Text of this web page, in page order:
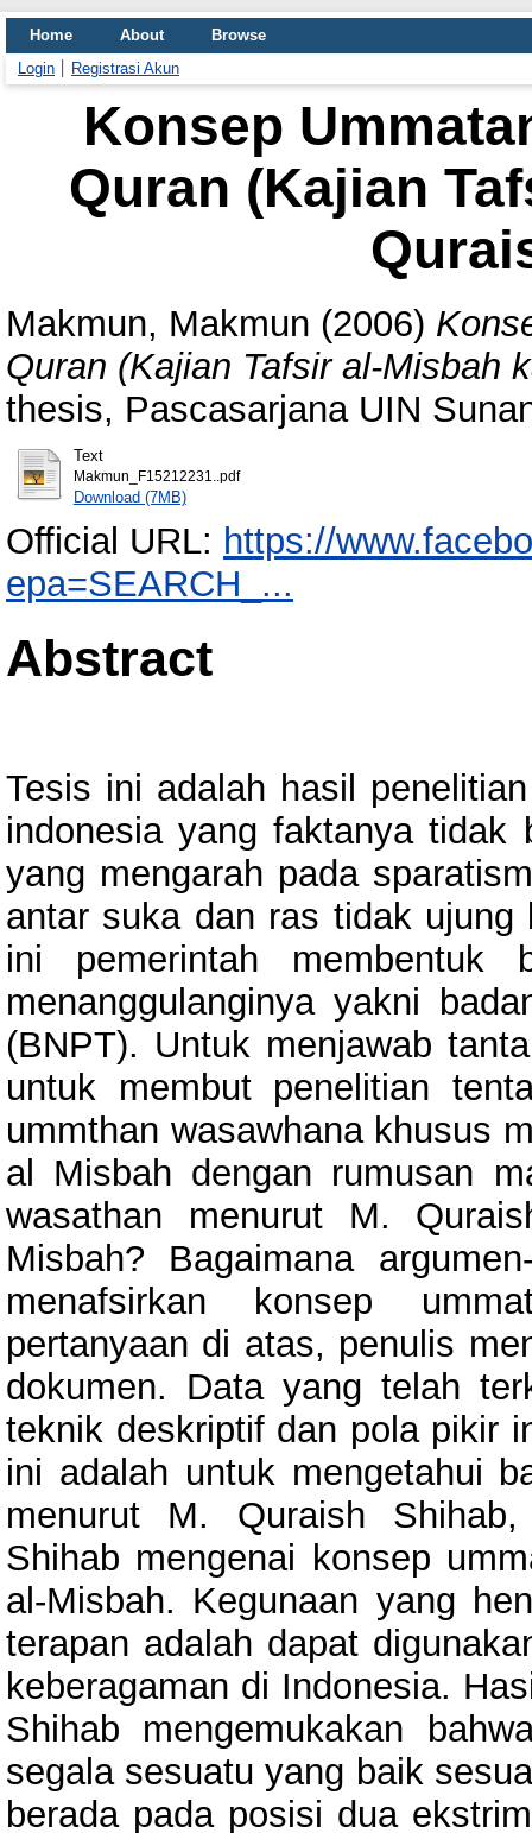
Home About
Browse
Login
Registrasi Akun
Konsep
Quran (Kajian
Makmun, Makmun (2006)
Quran (Kajian Tafsir al-Misbah
thesis, Pascasarjana UIN
Text
Makmun_F15212231..pdf
Download (7MB)
Official URL: https://
epa=SEARCH_...
Abstract
Tesis ini adalah hasil
indonesia yang faktanya tidak
yang mengarah pada
antar suka dan ras tidak
ini pemerintah membentuk
menanggulanginya yakni
(BNPT). Untuk menjawab
untuk membut penelitian
ummthan wasawhana khusus
al Misbah dengan rumusan
wasathan menurut M.
Misbah? Bagaimana
menafsirkan konsep
pertanyaan di atas, penulis
dokumen. Data yang telah
teknik deskriptif dan pola pikir
ini adalah untuk mengetahui
menurut M. Quraish
Shihab mengenai konsep
al-Misbah. Kegunaan yang
terapan adalah dapat
keberagaman di Indonesia.
Shihab mengemukakan
segala sesuatu yang baik
berada pada posisi dua